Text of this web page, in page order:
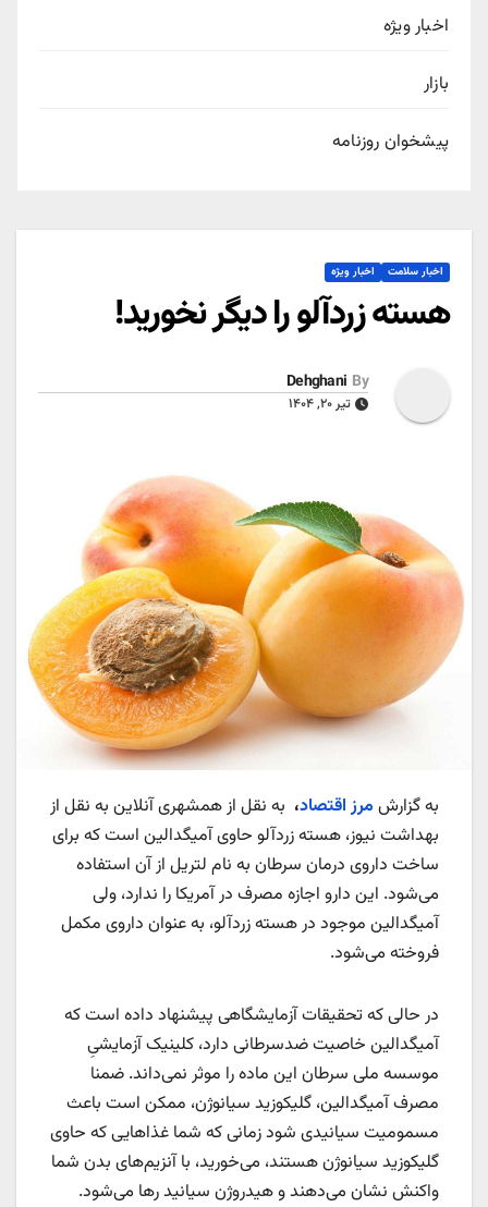
اخبار ویژه
بازار
پیشخوان روزنامه
اخبار سلامت اخبار ویژه
هسته زردآلو را دیگر نخورید!
By
Dehghani
تیر ۲۰, ۱۴۰۴
به گزارش مرز اقتصاد، به نقل از همشهری آنلاین به نقل از
بهداشت نیوز، هسته زردآلو حاوی آمیگدالین است که برای
ساخت داروی درمان سرطان به نام لتریل از آن استفاده
می‌شود. این دارو اجازه مصرف در آمریکا را ندارد، ولی
آمیگدالین موجود در هسته زردآلو، به عنوان داروی مکمل
فروخته می‌شود.
در حالی که تحقیقات آزمایشگاهی پیشنهاد داده است که
آمیگدالین خاصیت ضدسرطانی دارد، کلینیک آزمایشیِ
موسسه ملی سرطان این ماده را موثر نمی‌داند. ضمنا
مصرف آمیگدالین، گلیکوزید سیانوژن، ممکن است باعث
مسمومیت سیانیدی شود زمانی که شما غذاهایی که حاوی
گلیکوزید سیانوژن هستند، می‌خورید، با آنزیم‌های بدن شما
واکنش نشان می‌دهند و هیدروژن سیانید رها می‌شود.